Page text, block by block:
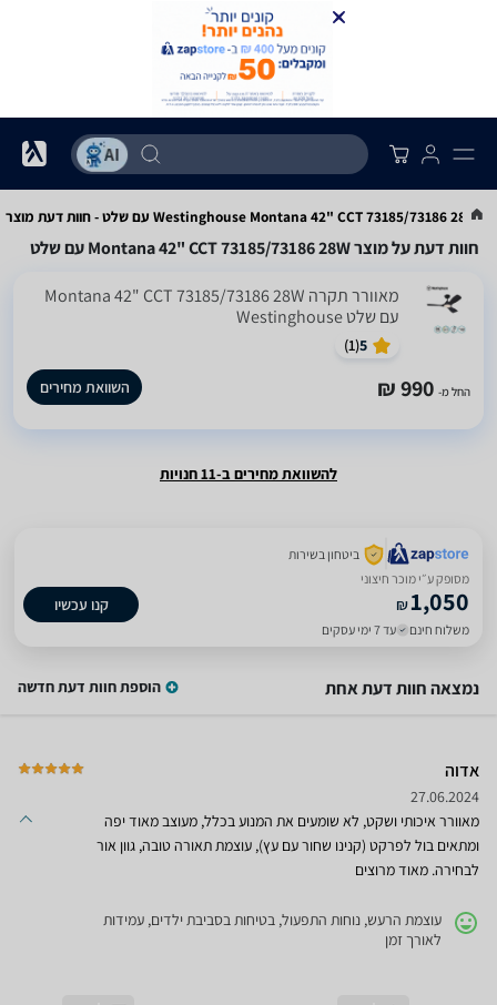
Westinghouse Montana 42" CCT 73185/73186 28W עם שלט - חוות דעת מוצר
חוות דעת על מוצר Montana 42" CCT 73185/73186 28W עם שלט
‏מאוורר תקרה Montana 42" CCT 73185/73186 28W
עם שלט Westinghouse
5
(
1
)
החל מ- 990 ₪ השוואת מחירים
להשוואת מחירים ב-11 חנויות
ביטחון בשירות
מסופק ע״י מוכר חיצוני
₪1,050
משלוח חינם עד 7 ימי עסקים
קנו עכשיו
נמצאה חוות דעת אחת הוספת חוות דעת חדשה
אדוה
27.06.2024
מאוורר איכותי ושקט, לא שומעים את המנוע בכלל, מעוצב מאוד יפה
ומתאים בול לפרקט (קנינו שחור עם עץ), עוצמת תאורה טובה, גוון אור
לבחירה. מאוד מרוצים
עוצמת הרעש, נוחות התפעול, בטיחות בסביבת ילדים, עמידות
לאורך זמן